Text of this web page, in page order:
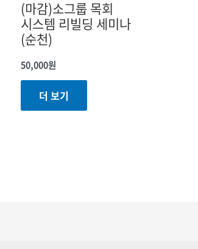
(마감)소그룹 목회
시스템 리빌딩 세미나
(순천)
50,000원
더 보기